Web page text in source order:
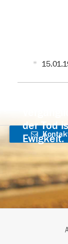
der Tod
Ewigkeit.